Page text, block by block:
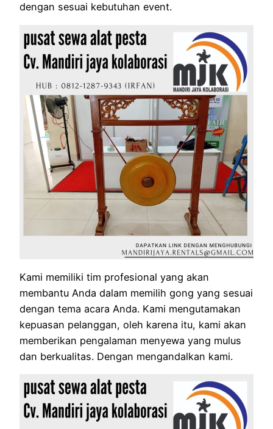
dengan sesuai kebutuhan event.
Kami memiliki tim profesional yang akan
membantu Anda dalam memilih gong yang sesuai
dengan tema acara Anda. Kami mengutamakan
kepuasan pelanggan, oleh karena itu, kami akan
memberikan pengalaman menyewa yang mulus
dan berkualitas. Dengan mengandalkan kami.